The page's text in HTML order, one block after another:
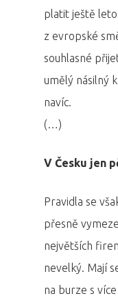
platit ještě
z evropské
souhlasné
umělý násilný
navíc.
(…)
V Česku jen
Pravidla se
přesně
největších
nevelký. Mají
na burze s